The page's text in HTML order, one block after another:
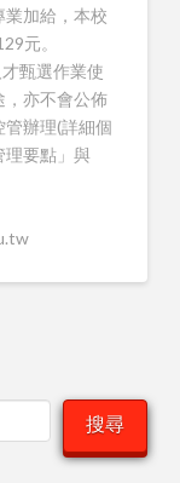
加給，本校
元。
甄選作業使
，亦不會公佈
辦理(詳細個
理要點」與
搜尋